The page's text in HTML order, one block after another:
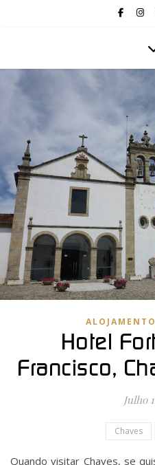
ALOJAMENTO
Hotel
Francisco,
Julho
Chaves
Quando visitar Chaves, se quiser ficar num edifício histórico